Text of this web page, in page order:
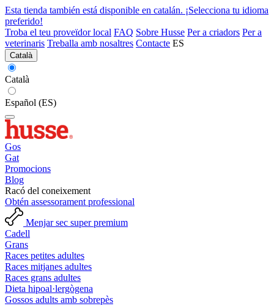
Esta tienda también está disponible en catalán. ¡Selecciona tu idioma
preferido!
Troba el teu proveïdor local FAQ Sobre Husse Per a criadors Per a
veterinaris Treballa amb nosaltres Contacte ES
Català
Català
Español (ES)
Gos
Gat
Promocions
Blog
Racó del coneixement
Obtén assessorament professional
Menjar sec super premium
Cadell
Grans
Races petites adultes
Races mitjanes adultes
Races grans adultes
Dieta hipoal·lergògena
Gossos adults amb sobrepès